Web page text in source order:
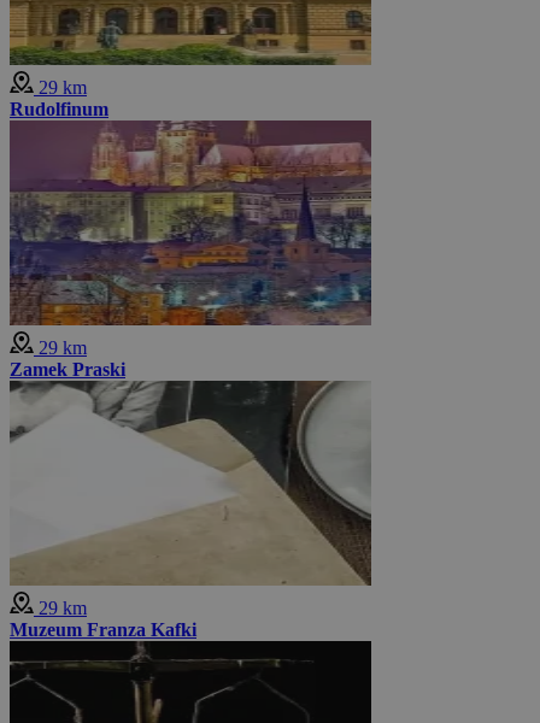
29 km
Rudolfinum
29 km
Zamek Praski
29 km
Muzeum Franza Kafki